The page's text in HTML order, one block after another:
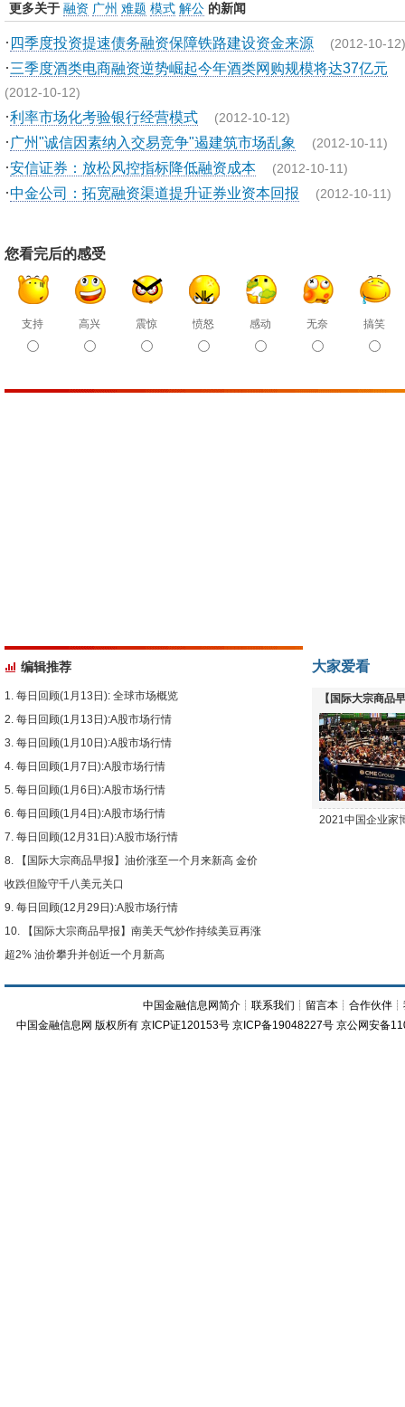
更多关于 融资 广州 难题 模式 解公 的新闻
· 四季度投资提速债务融资保障铁路建设资金来源 (2012-10-12)
·三季度酒类电商融资逆势崛起今年酒类网购规模将达37亿元
(2012-10-12)
·利率市场化考验银行经营模式 (2012-10-12)
· 广州"诚信因素纳入交易竞争"遏建筑市场乱象 (2012-10-11)
·安信证券：放松风控指标降低融资成本 (2012-10-11)
·中金公司：拓宽融资渠道提升证券业资本回报 (2012-10-11)
您看完后的感受
支持 高兴 震惊 愤怒 感动 无奈 搞笑
编辑推荐
每日回顾(1月13日): 全球市场概览
每日回顾(1月13日):A股市场行情
每日回顾(1月10日):A股市场行情
每日回顾(1月7日):A股市场行情
每日回顾(1月6日):A股市场行情
每日回顾(1月4日):A股市场行情
每日回顾(12月31日):A股市场行情
【国际大宗商品早报】油价涨至一个月来新高 金价
收跌但险守千八美元关口
每日回顾(12月29日):A股市场行情
【国际大宗商品早报】南美天气炒作持续美豆再涨
超2% 油价攀升并创近一个月新高
大家爱看
【国际大宗商品
下跌
2021中国企业家
中国金融信息网简介 ┊联系我们 ┊ 留言本 ┊合作伙伴 ┊
中国金融信息网 版权所有 京ICP证120153号 京ICP备19048227号 京公网安备